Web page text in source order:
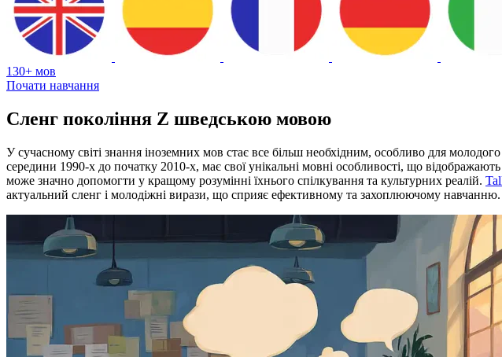
130+ мов
Почати навчання
Сленг покоління Z шведською мовою
У сучасному світі знання іноземних мов стає все більш необхідним, особливо для
середини 1990-х до початку 2010-х, має свої унікальні мовні особливості, що
може значно допомогти у кращому розумінні їхнього спілкування та культурних реалій.
актуальний сленг і молодіжні вирази, що сприяє ефективному та захоплюючому навчанню.